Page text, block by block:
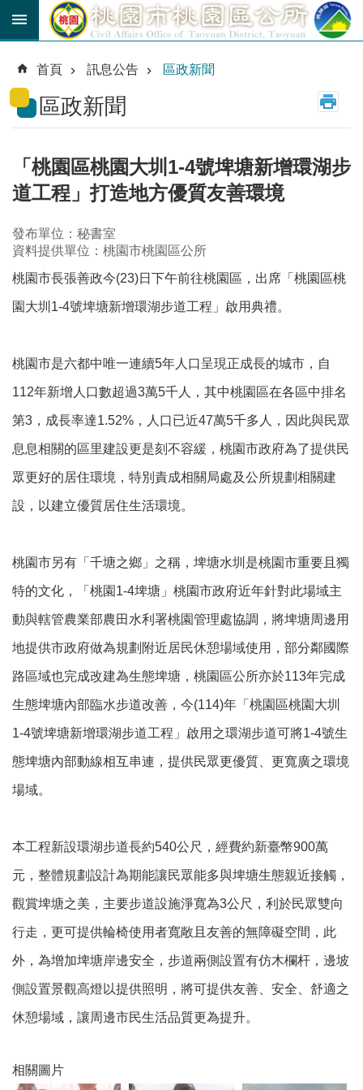
跳到主要內容區塊
育
貼
公
路
線
民
卡
進
階
搜
區
介
息
活
民
資
關
訊
錄
相
料
回
頁
網
站
覽
市
箱
首頁 訊息公告 區政新聞
區政新聞
「桃園區桃園大圳1-4號埤塘新增環湖步
道工程」打造地方優質友善環境
發布單位：秘書室
資料提供單位：桃園市桃園區公所
桃園市長張善政今(23)日下午前往桃園區，出席「桃園區桃
園大圳1-4號埤塘新增環湖步道工程」啟用典禮。
桃園市是六都中唯一連續5年人口呈現正成長的城市，自
112年新增人口數超過3萬5千人，其中桃園區在各區中排名
第3，成長率達1.52%，人口已近47萬5千多人，因此與民眾
息息相關的區里建設更是刻不容緩，桃園市政府為了提供民
眾更好的居住環境，特別責成相關局處及公所規劃相關建
設，以建立優質居住生活環境。
桃園市另有「千塘之鄉」之稱，埤塘水圳是桃園市重要且獨
特的文化，「桃園1-4埤塘」桃園市政府近年針對此場域主
動與轄管農業部農田水利署桃園管理處協調，將埤塘周邊用
地提供市政府做為規劃附近居民休憩場域使用，部分鄰國際
路區域也完成改建為生態埤塘，桃園區公所亦於113年完成
生態埤塘內部臨水步道改善，今(114)年「桃園區桃園大圳
1-4號埤塘新增環湖步道工程」啟用之環湖步道可將1-4號生
態埤塘內部動線相互串連，提供民眾更優質、更寬廣之環境
場域。
本工程新設環湖步道長約540公尺，經費約新臺幣900萬
元，整體規劃設計為期能讓民眾能多與埤塘生態親近接觸，
觀賞埤塘之美，主要步道設施淨寬為3公尺，利於民眾雙向
行走，更可提供輪椅使用者寬敞且友善的無障礙空間，此
外，為增加埤塘岸邊安全，步道兩側設置有仿木欄杆，邊坡
側設置景觀高燈以提供照明，將可提供友善、安全、舒適之
休憩場域，讓周邊市民生活品質更為提升。
相關圖片